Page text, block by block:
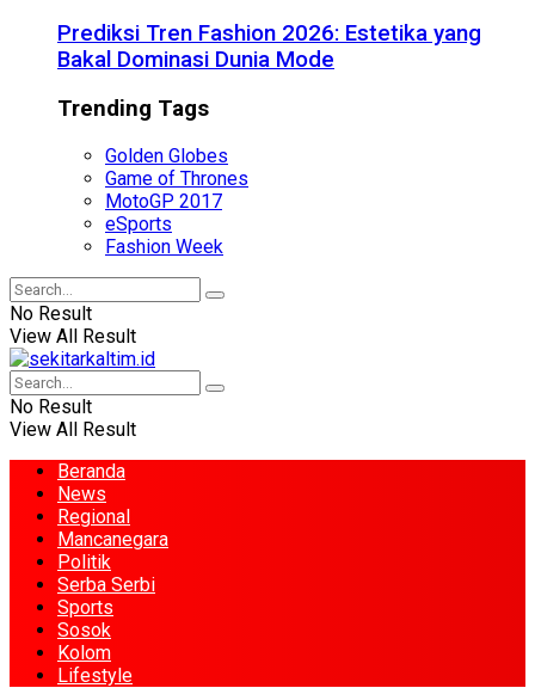
Prediksi Tren Fashion 2026: Estetika yang
Bakal Dominasi Dunia Mode
Trending Tags
Golden Globes
Game of Thrones
MotoGP 2017
eSports
Fashion Week
No Result
View All Result
No Result
View All Result
Beranda
News
Regional
Mancanegara
Politik
Serba Serbi
Sports
Sosok
Kolom
Lifestyle